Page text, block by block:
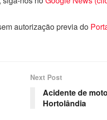
autorização previa do
Next Post
Acidente de
Hortolândia